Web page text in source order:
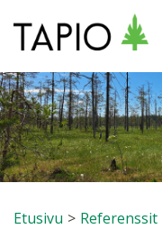
Etusivu > Referenssit